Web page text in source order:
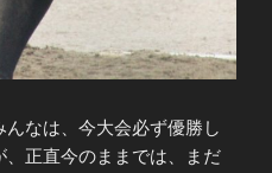
なは、今大会必ず優勝し
正直今のままでは、まだ